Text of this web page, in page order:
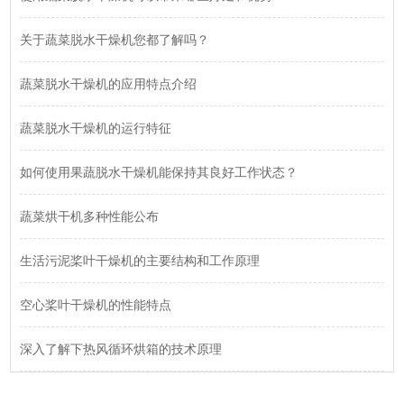
关于蔬菜脱水干燥机您都了解吗？
蔬菜脱水干燥机的应用特点介绍
蔬菜脱水干燥机的运行特征
如何使用果蔬脱水干燥机能保持其良好工作状态？
蔬菜烘干机多种性能公布
生活污泥桨叶干燥机的主要结构和工作原理
空心桨叶干燥机的性能特点
深入了解下热风循环烘箱的技术原理